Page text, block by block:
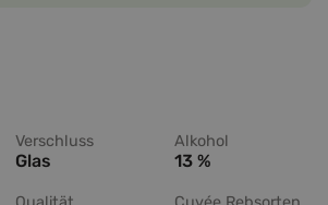
Verschluss
Glas
Alkohol
13 %